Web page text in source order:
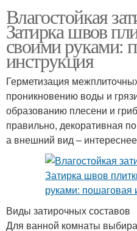
Влагостойкая
Затирка швов
своими руками:
инструкция
Герметизация
проникновению воды и
образованию плесени и
правильно, декоративная
а внешний вид –
Виды затирочных составов
Для ванной комнаты